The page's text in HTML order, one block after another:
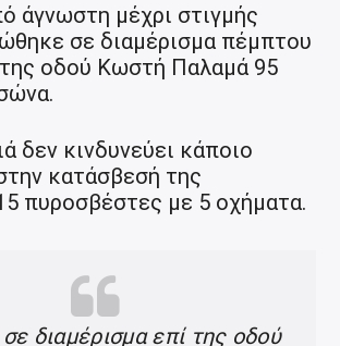
άγνωστη μέχρι στιγμής
σε διαμέρισμα πέμπτου
οδού Κωστή Παλαμά 95
δεν κινδυνεύει κάποιο
κατάσβεσή της
πυροσβέστες με 5 οχήματα.
διαμέρισμα επί της οδού